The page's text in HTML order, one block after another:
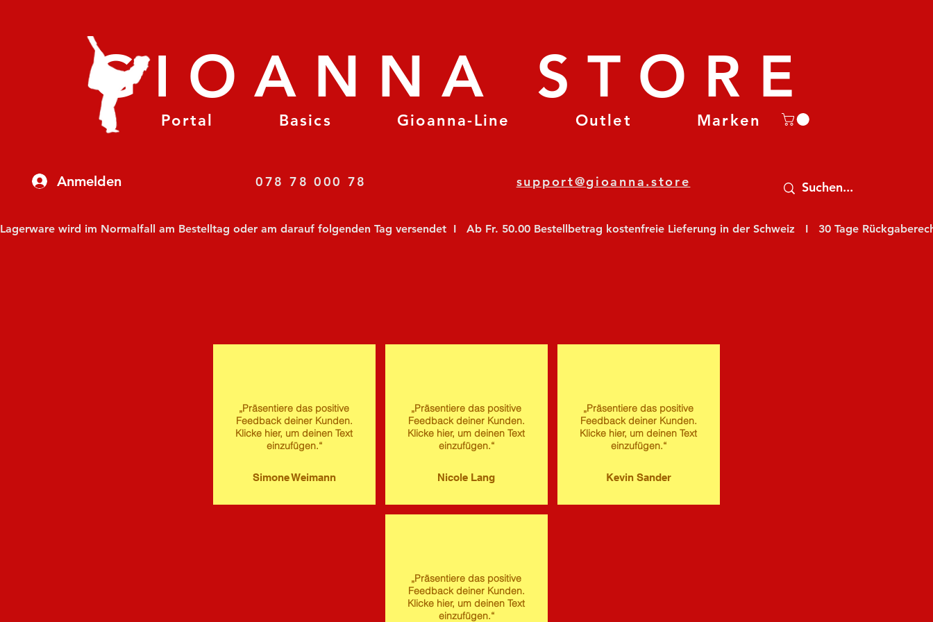
Anmelden
Portal Basics Gioanna-Line Outlet Marken
GIOANNA STORE
078 78 000 78 support@gioanna.store
Lagerware wird im Normalfall am Bestelltag oder am darauf folgenden Tag versendet  I   Ab Fr. 50.00 Bestellbetrag kostenfreie Lieferung in der Schweiz   I   30 Tage
„Präsentiere das positive
Feedback deiner Kunden.
Klicke hier, um deinen Text
einzufügen.“
Simone Weimann
„Präsentiere das positive
Feedback deiner Kunden.
Klicke hier, um deinen Text
einzufügen.“
Nicole Lang
„Präsentiere das positive
Feedback deiner Kunden.
Klicke hier, um deinen Text
einzufügen.“
Kevin Sander
„Präsentiere das positive
Feedback deiner Kunden.
Klicke hier, um deinen Text
einzufügen.“